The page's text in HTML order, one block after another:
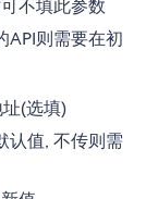
不填此参数
API则需要在初
(选填)
认值, 不传则需